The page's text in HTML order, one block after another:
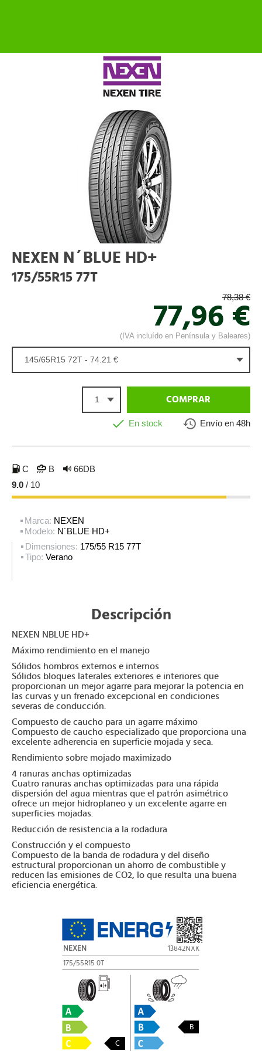
ÚLTIMAS UNIDADES
NEXEN N´BLUE HD+
175/55R15 77T
78,38 €
77,96 €
(IVA incluído en Península y Baleares)
145/65R15 72T - 74.21 €
1 COMPRAR
En stock Envío en 48h
C B
66DB
9.0 / 10
Marca: NEXEN
Modelo: N´BLUE HD+
Dimensiones: 175/55 R15 77T
Tipo: Verano
Descripción
NEXEN NBLUE HD+
Máximo rendimiento en el manejo
Sólidos hombros externos e internos
Sólidos bloques laterales exteriores e interiores que
proporcionan un mejor agarre para mejorar la potencia en
las curvas y un frenado excepcional en condiciones
severas de conducción.
Compuesto de caucho para un agarre máximo
Compuesto de caucho especializado que proporciona una
excelente adherencia en superficie mojada y seca.
Rendimiento sobre mojado maximizado
4 ranuras anchas optimizadas
Cuatro ranuras anchas optimizadas para una rápida
dispersión del agua mientras que el patrón asimétrico
ofrece un mejor hidroplaneo y un excelente agarre en
superficies mojadas.
Reducción de resistencia a la rodadura
Construcción y el compuesto
Compuesto de la banda de rodadura y del diseño
estructural proporcionan un ahorro de combustible y
reducen las emisiones de CO2, lo que resulta una buena
eficiencia energética.
NEXEN
13842NXK
175/55R15 0T
C
B